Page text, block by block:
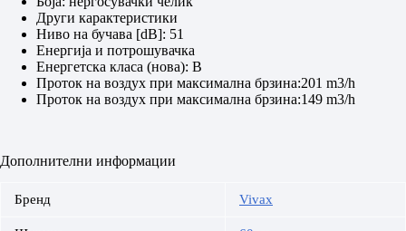
Други карактеристики
Ниво на бучава [dB]: 51
Енергија и потрошувачка
Енергетска класа (нова): B
Проток на воздух при максимална брзина:201 m3/h
Проток на воздух при максимална брзина:149 m3/h
Дополнителни информации
Бренд Vivax